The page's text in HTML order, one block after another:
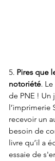
5. Pires que
notoriété.
de PNE ! Un
recevoir un
besoin de
livre qu’il a
essaie de